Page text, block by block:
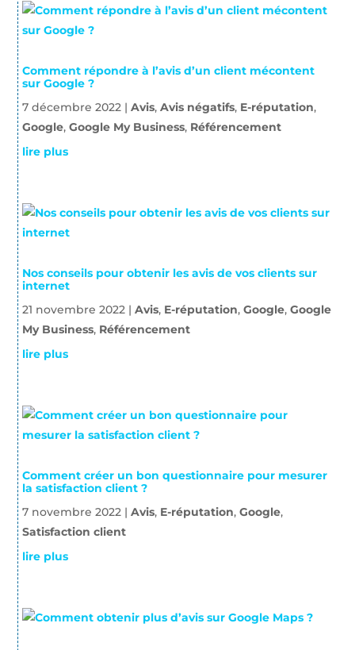
Comment répondre à l’avis d’un client mécontent
sur Google ?
7 décembre 2022| Avis, Avis négatifs, E-réputation,
Google, Google My Business, Référencement
lire plus
Nos conseils pour obtenir les avis de vos clients sur
internet
21 novembre 2022| Avis, E-réputation, Google, Google
My Business, Référencement
lire plus
Comment créer un bon questionnaire pour mesurer
la satisfaction client ?
7 novembre 2022| Avis, E-réputation, Google,
Satisfaction client
lire plus